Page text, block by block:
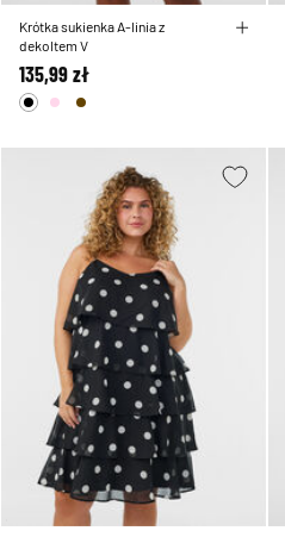
Krótka sukienka A-linia z
dekoltem V
135,99 zł